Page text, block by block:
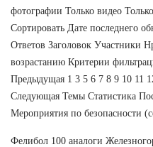
фотографии Только видео
Сортировать Дате последнего
Ответов Заголовок Участники
возрастанию Критерии
Предыдущая 1 3 5 6 7 8 9 10 11
Следующая Темы Статистика
Мероприятия по безопасности
Фелибол 100 аналоги